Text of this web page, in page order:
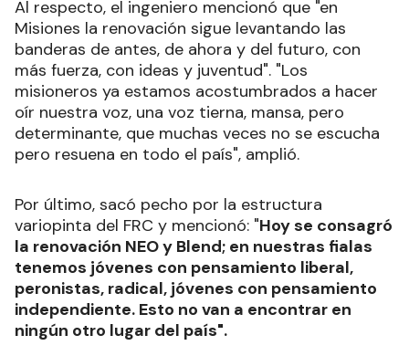
Al respecto, el ingeniero mencionó que "en
Misiones la renovación sigue levantando las
banderas de antes, de ahora y del futuro, con
más fuerza, con ideas y juventud". "Los
misioneros ya estamos acostumbrados a hacer
oír nuestra voz, una voz tierna, mansa, pero
determinante, que muchas veces no se escucha
pero resuena en todo el país", amplió.
Por último, sacó pecho por la estructura
variopinta del FRC y mencionó: "Hoy se consagró
la renovación NEO y Blend; en nuestras fialas
tenemos jóvenes con pensamiento liberal,
peronistas, radical, jóvenes con pensamiento
independiente. Esto no van a encontrar en
ningún otro lugar del país".